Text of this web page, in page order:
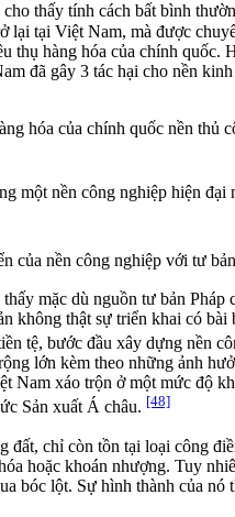
cho thấy tính cách bất bình
lại tại Việt Nam, mà được
thụ hàng hóa của chính quốc.
đã gây 3 tác hại cho nền
hóa của chính quốc nền thủ
một nền công nghiệp hiện đại
của nền công nghiệp với tư
mặc dù nguồn tư bản
không thật sự triển khai có bài
tệ, bước đầu xây dựng nền
lớn kèm theo những ảnh
Nam xáo trộn ở một mức độ
Sản xuất Á châu. [48]
đất, chỉ còn tồn tại loại công
hoặc khoán nhượng. Tuy
bóc lột. Sự hình thành của nó